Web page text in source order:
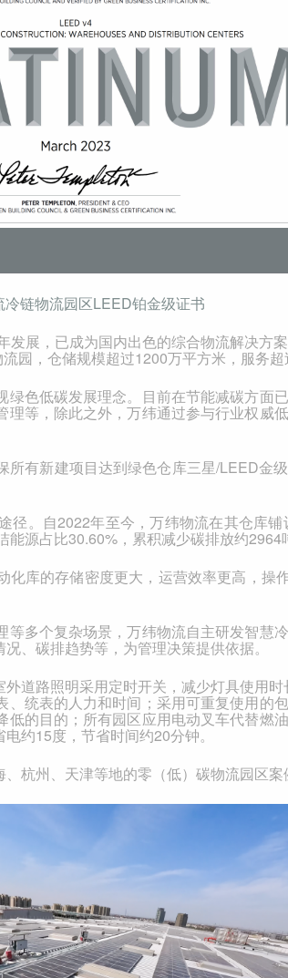
冷链物流园区LEED铂金级证书
发展，已成为国内出色的综合物流解决方
园，仓储规模超过1200万平方米，服务超
色低碳发展理念。目前在节能减碳方面
等，除此之外，万纬通过参与行业权威
所有新建项目达到绿色仓库三星/LEED金
径。自2022年至今，万纬物流在其仓库
能源占比30.60% ，累积减少碳排放约2964
库的存储密度更大，运营效率更高，操
多个复杂场景，万纬物流自主研发智慧
、碳排趋势等，为管理决策提供依据。
外道路照明采用定时开关，减少灯具使用时
统表的人力和时间；采用可重复使用的
的目的；所有园区应用电动叉车代替燃
电约15度，节省时间约20分钟。
杭州、天津等地的零（低）碳物流园区案